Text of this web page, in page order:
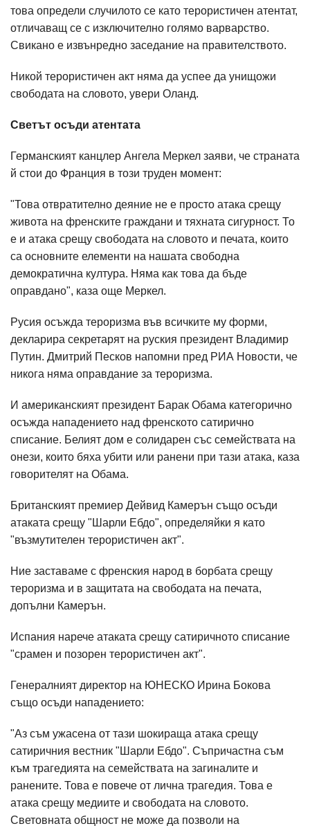
това определи случилото се като терористичен атентат,
отличаващ се с изключително голямо варварство.
Свикано е извънредно заседание на правителството.
Никой терористичен акт няма да успее да унищожи
свободата на словото, увери Оланд.
Светът осъди атентата
Германският канцлер Ангела Меркел заяви, че страната
й стои до Франция в този труден момент:
"Това отвратително деяние не е просто атака срещу
живота на френските граждани и тяхната сигурност. То
е и атака срещу свободата на словото и печата, които
са основните елементи на нашата свободна
демократична култура. Няма как това да бъде
оправдано", каза още Меркел.
Русия осъжда тероризма във всичките му форми,
декларира секретарят на руския президент Владимир
Путин. Дмитрий Песков напомни пред РИА Новости, че
никога няма оправдание за тероризма.
И американският президент Барак Обама категорично
осъжда нападението над френското сатирично
списание. Белият дом е солидарен със семействата на
онези, които бяха убити или ранени при тази атака, каза
говорителят на Обама.
Британският премиер Дейвид Камерън също осъди
атаката срещу "Шарли Ебдо", определяйки я като
"възмутителен терористичен акт".
Ние заставаме с френския народ в борбата срещу
тероризма и в защитата на свободата на печата,
допълни Камерън.
Испания нарече атаката срещу сатиричното списание
"срамен и позорен терористичен акт".
Генералният директор на ЮНЕСКО Ирина Бокова
също осъди нападението:
"Аз съм ужасена от тази шокираща атака срещу
сатиричния вестник "Шарли Ебдо". Съпричастна съм
към трагедията на семействата на загиналите и
ранените. Това е повече от лична трагедия. Това е
атака срещу медиите и свободата на словото.
Световната общност не може да позволи на